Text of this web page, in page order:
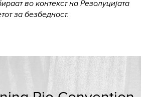
во контекст на Резолуцијата
за безбедност.